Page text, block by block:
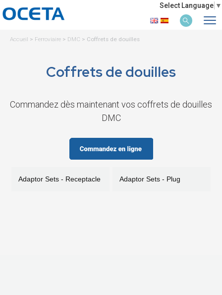
Select Language ▼
Accueil > Ferroviaire > DMC > Coffrets de douilles
Coffrets de douilles
Commandez dès maintenant vos coffrets de douilles
DMC
Adaptor Sets - Receptacle Adaptor Sets - Plug